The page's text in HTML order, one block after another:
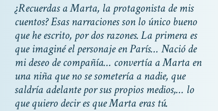
¿Recuerdas a Marta, la protagonista de mis
cuentos? Esas narraciones son lo único bueno
que he escrito, por dos razones. La primera es
que imaginé el personaje en París… Nació de
mi deseo de compañía… convertía a Marta en
una niña que no se sometería a nadie, que
saldría adelante por sus propios medios,… lo
que quiero decir es que Marta eras tú.